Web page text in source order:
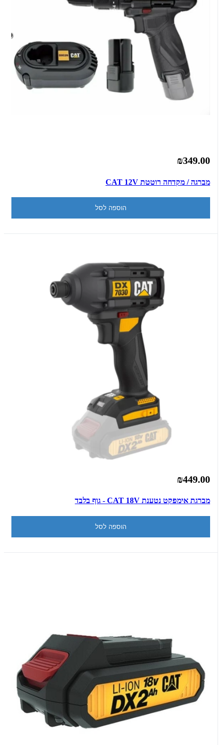
₪349.00
מברגה / מקדחה רוטטת CAT 12V
הוספה לסל
₪449.00
מברגת אימפקט נטענת CAT 18V - גוף בלבד
הוספה לסל